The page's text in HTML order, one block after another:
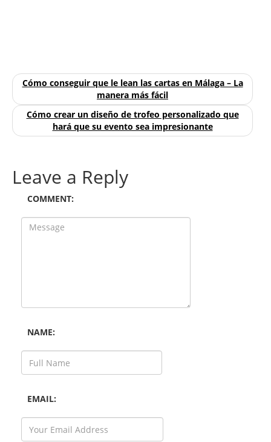
Cómo conseguir que le lean las cartas en Málaga – La
manera más fácil
Cómo crear un diseño de trofeo personalizado que
hará que su evento sea impresionante
Leave a Reply
COMMENT:
NAME:
EMAIL: